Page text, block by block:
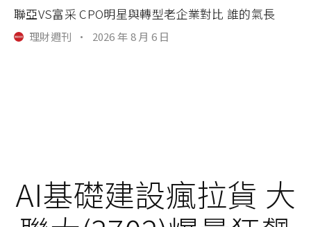
聯亞VS富采 CPO明星與轉型老企業對比 誰的氣長
理財週刊 · 2026 年 8 月 6 日
AI基礎建設瘋拉貨 大